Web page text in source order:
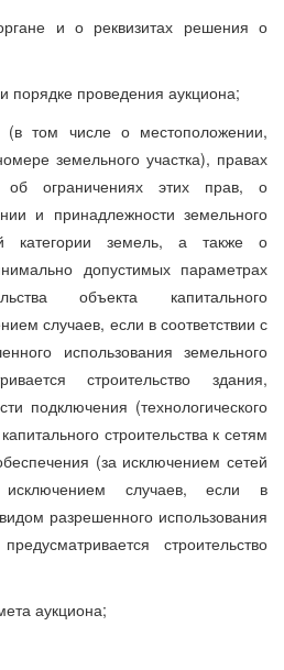
и о реквизитах решения о
порядке проведения аукциона;
том числе о местоположении,
земельного участка), правах
об ограничениях этих прав, о
и принадлежности земельного
категории земель, а также о
допустимых параметрах
объекта капитального
случаев, если в соответствии с
использования земельного
строительство здания,
подключения (технологического
строительства к сетям
(за исключением сетей
исключением случаев, если в
разрешенного использования
строительство
аукциона;